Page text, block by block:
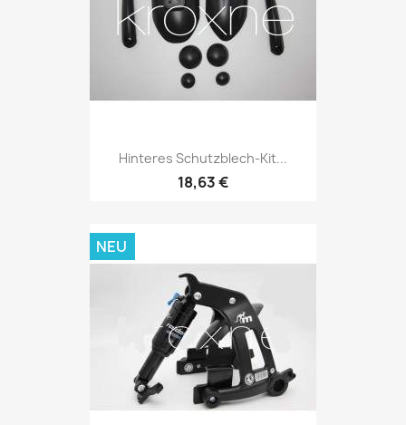
Hinteres Schutzblech-Kit...
18,63 €
NEU